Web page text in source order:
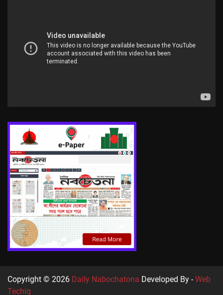
Copyright © 2026 Daily Nabochatona Developed By -Web
Techiq